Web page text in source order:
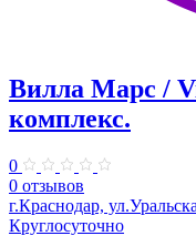
Вилла Марс /
комплекс.
0
0 отзывов
г.Краснодар,
Круглосуточно